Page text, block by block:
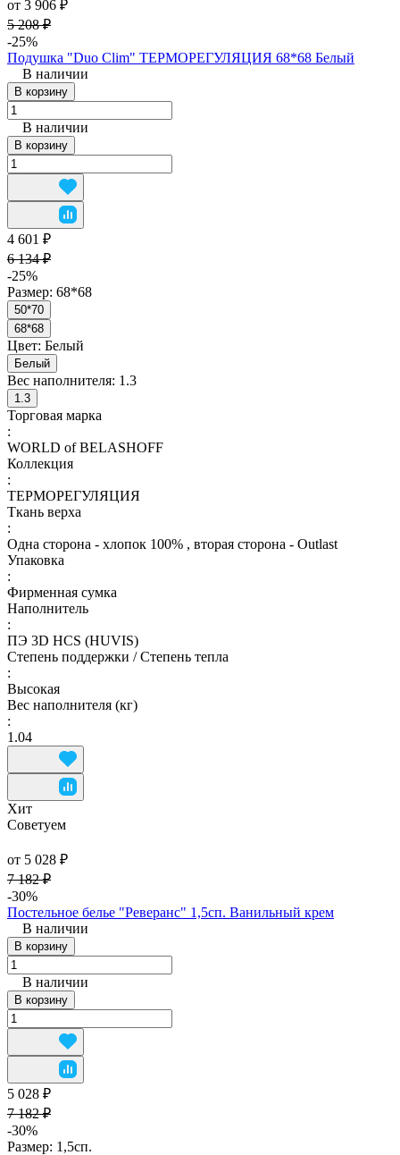
от 3 906 ₽
5 208 ₽
-25%
Подушка "Duo Clim" ТЕРМОРЕГУЛЯЦИЯ 68*68 Белый
В наличии
В корзину
В наличии
В корзину
4 601 ₽
6 134 ₽
-25%
Размер: 68*68
50*70
68*68
Цвет: Белый
Белый
Вес наполнителя: 1.3
1.3
Торговая марка
:
WORLD of BELASHOFF
Коллекция
:
ТЕРМОРЕГУЛЯЦИЯ
Ткань верха
:
Одна сторона - хлопок 100% , вторая сторона - Outlast
Упаковка
:
Фирменная сумка
Наполнитель
:
ПЭ 3D HCS (HUVIS)
Степень поддержки / Степень тепла
:
Высокая
Вес наполнителя (кг)
:
1.04
Хит
Советуем
от 5 028 ₽
7 182 ₽
-30%
Постельное белье "Реверанс" 1,5сп. Ванильный крем
В наличии
В корзину
В наличии
В корзину
5 028 ₽
7 182 ₽
-30%
Размер: 1,5сп.